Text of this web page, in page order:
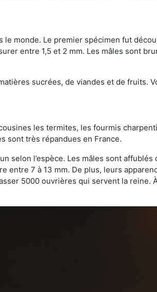
monde. Le premier spécimen fut
entre 1,5 et 2 mm. Les mâles sont
sucrées, de viandes et de fruits.
les termites, les fourmis
sont très répandues en France.
selon l’espèce. Les mâles sont
entre 7 à 13 mm. De plus, leurs
5000 ouvrières qui servent la reine.